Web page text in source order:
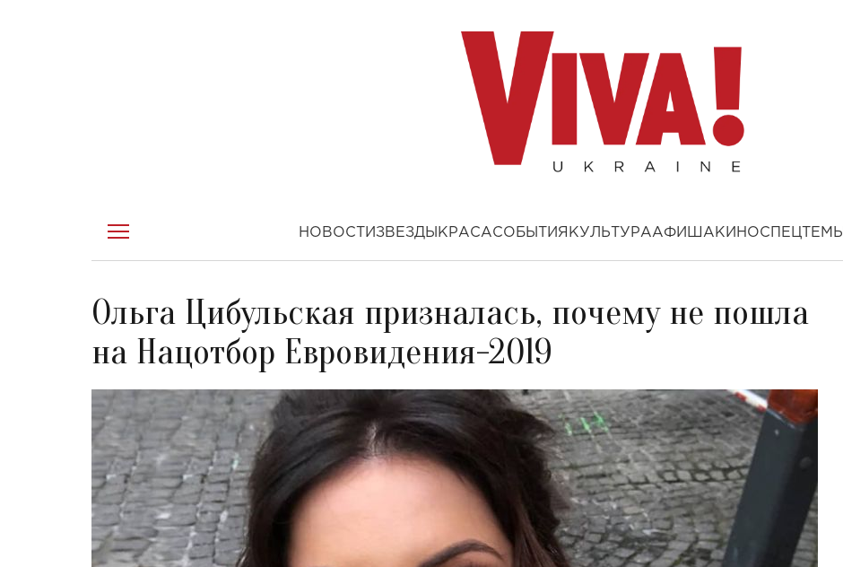
НОВОСТИ ЗВЕЗДЫ КРАСАСОБЫТИЯ КУЛЬТУРААФИША КИНОСПЕЦТЕМЫ
Ольга Цибульская призналась, почему не пошла
на Нацотбор Евровидения-2019